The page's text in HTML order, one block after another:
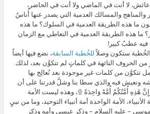
لا أنت في الماضي ولا أنت في الحاضر،
والمناهج والمسالك العدمية التي يصدر عنها أُناسٌ
ما هذه الطريقة العدمية في السلوك؟ ما هذه
ما هذه الطريقة العدمية في التعاطي مع الزمان
فيه عطبٌ كبير!
الخُطبة ستكون وصلاًللخُطبة السابقة، نضع فيها أيضاً
من الحروف التائهة في كلماتٍ لم تتكوَّن بعد، لذلك
تتكوَّن من كلمات غير موجودة بعد نُعالِج بها
ونعيش فيه والذي سطا بنا وشلَّ قدرتنا على أن
هَٰذِهِ أُمَّتُكُمْ أُمَّةً وَاحِدَةً ۩، وهذه ليست الأمة
الأمة الواحدة أمة أنبياء التوحيد، وما من نبيٍ
موسى – عليه السلام – وذكر عيسى وأمه وذكر